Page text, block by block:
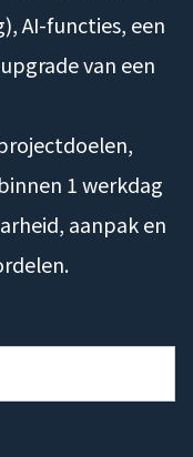
AI-functies, een
van een
1 werkdag
aanpak en